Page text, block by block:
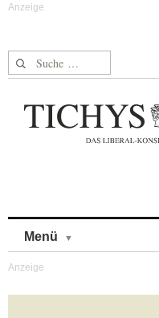
Suche nach:
Menü